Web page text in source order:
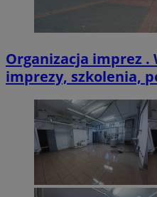
Organizacja imprez .
imprezy, szkolenia,